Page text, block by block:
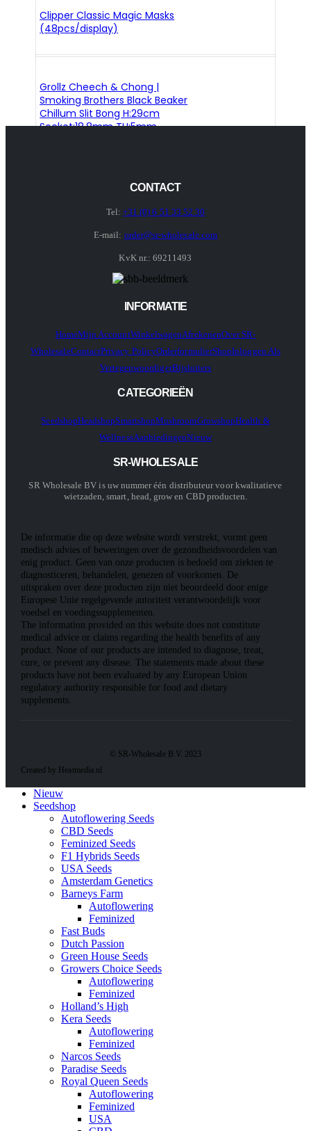
Clipper Classic Magic Masks
(48pcs/display)
Grollz Cheech & Chong |
Smoking Brothers Black Beaker
Chillum Slit Bong H:29cm
Socket:18.8mm TH:5mm
CONTACT
Tel: +31 (0) 6 51 33 52 30
E-mail: order@sr-wholesale.com
KvK nr.: 69211493
INFORMATIE
HomeMijn AccountWinkelwagenAfrekenenOver SR-
WholesaleContactPrivacy PolicyOrderformulierShopInloggen Als
VertegenwoordigerBijsluiters
CATEGORIEËN
SeedshopHeadshopSmartshopMushroomGrowshopHealth &
WellnessAanbiedingenNieuw
SR-WHOLESALE
SR Wholesale BV is uw nummer één distributeur voor kwalitatieve
wietzaden, smart, head, grow en CBD producten.
De informatie die op deze website wordt verstrekt, vormt geen
medisch advies of beweringen over de gezondheidsvoordelen van
enig product. Geen van onze producten is bedoeld om ziekten te
diagnosticeren, behandelen, genezen of voorkomen. De
uitspraken over deze producten zijn niet beoordeeld door enige
Europese Unie regelgevende autoriteit verantwoordelijk voor
voedsel en voedingssupplementen.
The information provided on this website does not constitute
medical advice or claims regarding the health benefits of any
product. None of our products are intended to diagnose, treat,
cure, or prevent any disease. The statements made about these
products have not been evaluated by any European Union
regulatory authority responsible for food and dietary
supplements.
© SR-Wholesale B.V. 2023
Created by Heatmedia.nl
Nieuw
Seedshop
Autoflowering Seeds
CBD Seeds
Feminized Seeds
F1 Hybrids Seeds
USA Seeds
Amsterdam Genetics
Barneys Farm
Autoflowering
Feminized
Fast Buds
Dutch Passion
Green House Seeds
Growers Choice Seeds
Autoflowering
Feminized
Holland’s High
Kera Seeds
Autoflowering
Feminized
Narcos Seeds
Paradise Seeds
Royal Queen Seeds
Autoflowering
Feminized
USA